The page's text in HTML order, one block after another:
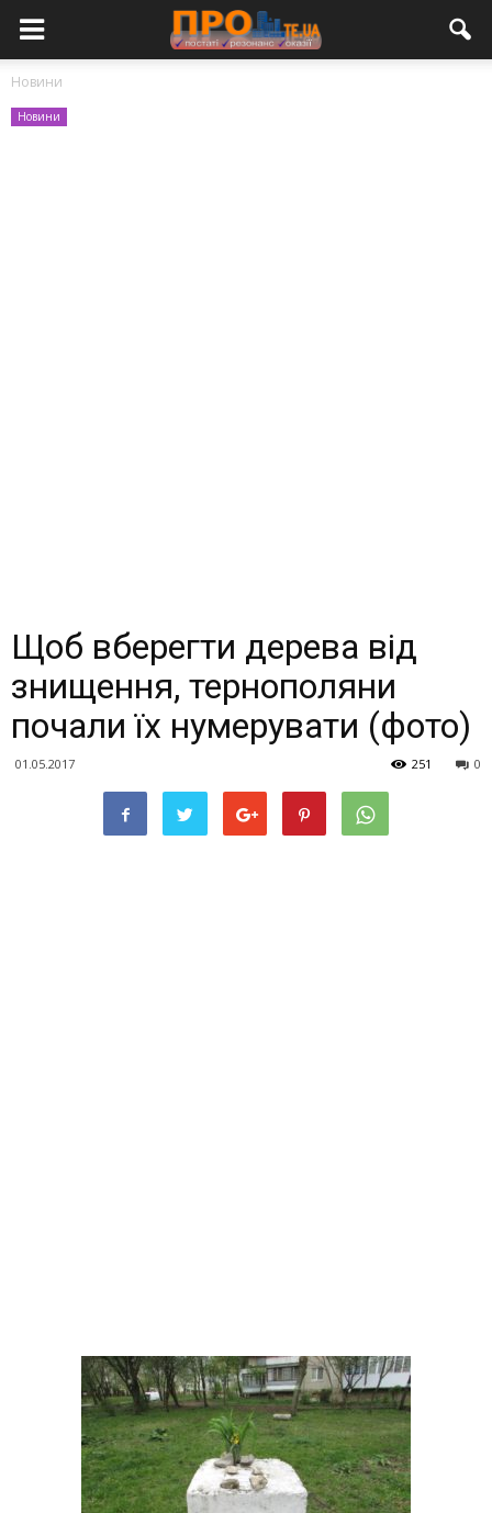
Новини
Новини
Щоб вберегти дерева від
знищення, тернополяни
почали їх нумерувати (фото)
01.05.2017 0
251